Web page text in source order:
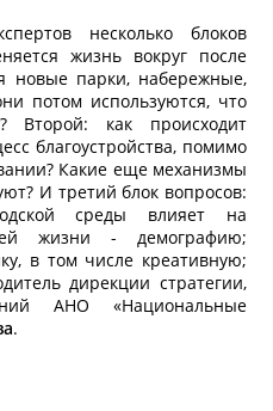
несколько блоков
жизнь вокруг после
новые парки, набережные,
потом используются, что
Второй: как происходит
благоустройства, помимо
Какие еще механизмы
И третий блок вопросов:
среды влияет на
жизни - демографию;
в том числе креативную;
дирекции стратегии,
АНО «Национальные
.